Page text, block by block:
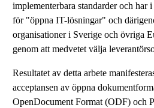
implementerbara standarder och har
för "öppna IT-lösningar" och
organisationer i Sverige och övriga
genom att medvetet välja
Resultatet av detta arbete
acceptansen av öppna
OpenDocument Format (ODF) och